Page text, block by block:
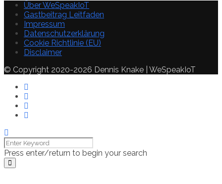
Über WeSpeakIoT
Gastbeitrag Leitfaden
Impressum
Datenschutzerklärung
Cookie Richtlinie (EU)
Disclaimer
© Copyright 2020-2026 Dennis Knake | WeSpeakIoT
Press enter/return to begin your search